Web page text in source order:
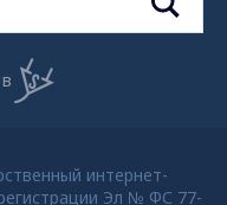
интернет-
Эл № ФС 77-